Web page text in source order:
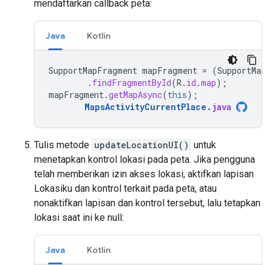
mendaftarkan callback peta:
Java Kotlin
SupportMapFragment mapFragment = (
. findFragmentById(R . id .map);
mapFragment .getMapAsync(this);
MapsActivityCurrentPlace . java
Tulis metode updateLocationUI() untuk
menetapkan kontrol lokasi pada peta. Jika pengguna
telah memberikan izin akses lokasi, aktifkan lapisan
Lokasiku dan kontrol terkait pada peta, atau
nonaktifkan lapisan dan kontrol tersebut, lalu tetapkan
lokasi saat ini ke null:
Java Kotlin